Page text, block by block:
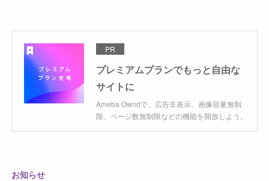
PR
プレミアムプランでもっと自由な
サイトに
Ameba Owndで、広告非表示、画像容量無制
限、ページ数無制限などの機能を開放しよう。
お知らせ